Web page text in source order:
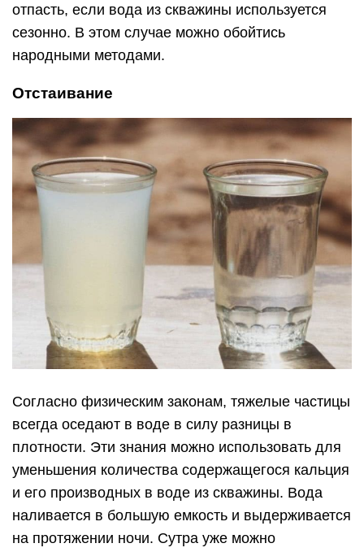
отпасть, если вода из скважины используется
сезонно. В этом случае можно обойтись
народными методами.
Отстаивание
Согласно физическим законам, тяжелые частицы
всегда оседают в воде в силу разницы в
плотности. Эти знания можно использовать для
уменьшения количества содержащегося кальция
и его производных в воде из скважины. Вода
наливается в большую емкость и выдерживается
на протяжении ночи. Сутра уже можно